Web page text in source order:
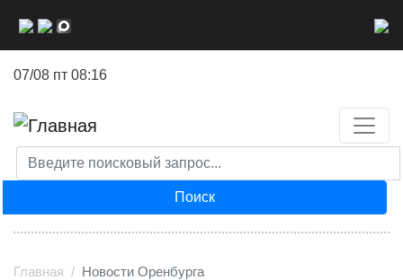
07/08 пт 08:16
Поиск
Главная Новости Оренбурга